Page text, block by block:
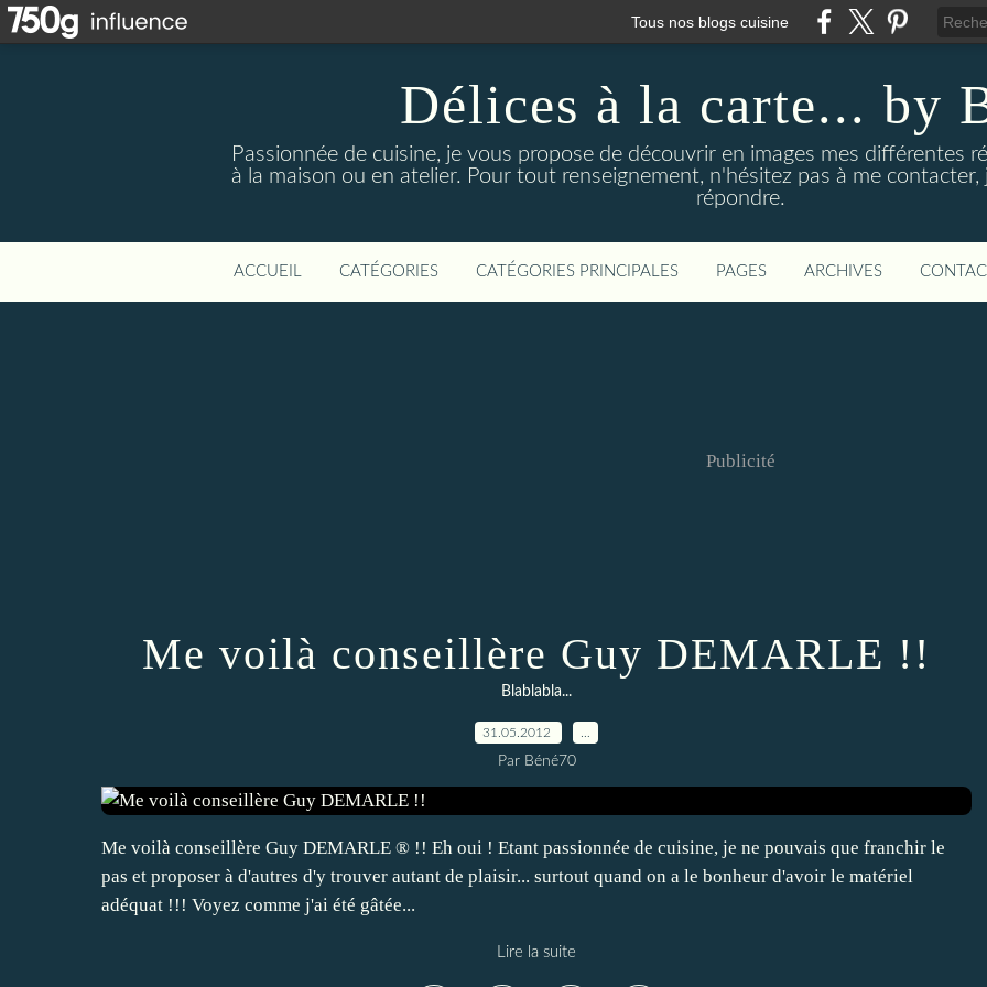
Tous nos blogs cuisine
Délices à la carte... by
Passionnée de cuisine, je vous propose de découvrir en images mes différentes
à la maison ou en atelier. Pour tout renseignement, n'hésitez pas à me
répondre.
ACCUEIL CATÉGORIES CATÉGORIES PRINCIPALES PAGES ARCHIVES
Publicité
Me voilà conseillère Guy DEMARLE !!
Blablabla...
31.05.2012
Par Béné70
Me voilà conseillère Guy DEMARLE ® !! Eh oui ! Etant passionnée de cuisine, je ne pouvais que franchir le
pas et proposer à d'autres d'y trouver autant de plaisir... surtout quand on a le bonheur d'avoir le matériel
adéquat !!! Voyez comme j'ai été gâtée...
Lire la suite